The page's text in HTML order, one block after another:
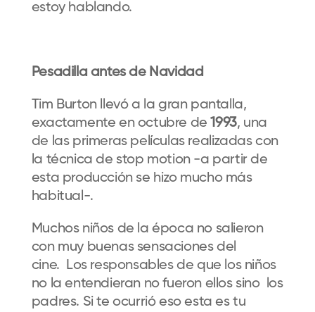
estoy hablando.
Pesadilla antes de Navidad
Tim Burton llevó a la gran pantalla,
exactamente en octubre de1993, una
de las primeras películas realizadas con
la técnica de stop motion -a partir de
esta producción se hizo mucho más
habitual-.
Muchos niños de la época no salieron
con muy buenas sensaciones del
cine. Los responsables de que los niños
no la entendieran no fueron ellos sino los
padres. Si te ocurrió eso esta es tu